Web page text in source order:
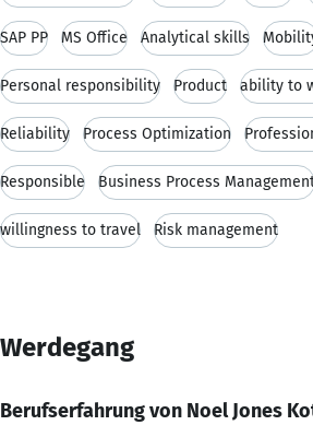
SAP PP MS Office Analytical skills
Personal responsibility Product ability to
Reliability Process Optimization
Responsible Business Process
willingness to travel Risk management
Werdegang
Berufserfahrung von Noel Jones